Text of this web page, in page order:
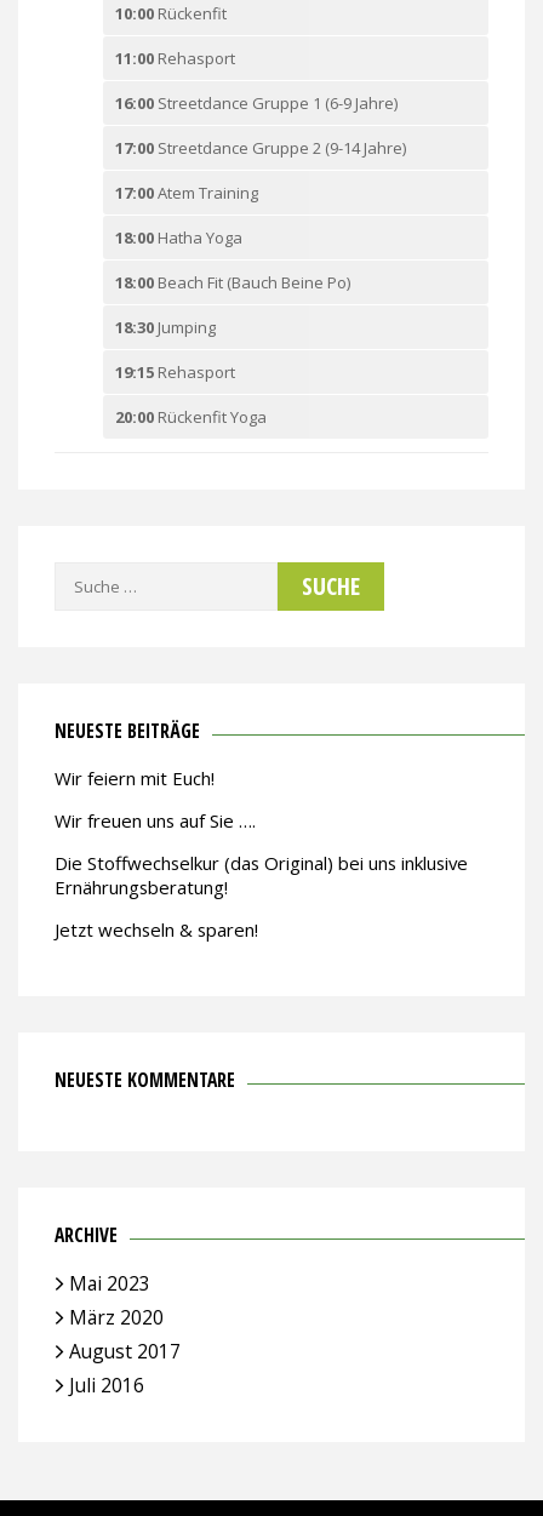
10:00 Rückenfit
11:00 Rehasport
16:00 Streetdance Gruppe 1 (6-9 Jahre)
17:00 Streetdance Gruppe 2 (9-14 Jahre)
17:00Atem Training
18:00 Hatha Yoga
18:00 Beach Fit (Bauch Beine Po)
18:30 Jumping
19:15 Rehasport
20:00 Rückenfit Yoga
Suche
NEUESTE BEITRÄGE
Wir feiern mit Euch!
Wir freuen uns auf Sie ….
Die Stoffwechselkur (das Original) bei uns inklusive
Ernährungsberatung!
Jetzt wechseln & sparen!
NEUESTE KOMMENTARE
ARCHIVE
Mai 2023
März 2020
August 2017
Juli 2016